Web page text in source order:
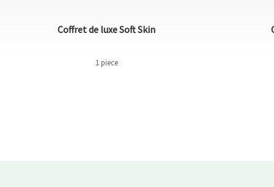
Coffret de luxe Soft Skin
1 piece